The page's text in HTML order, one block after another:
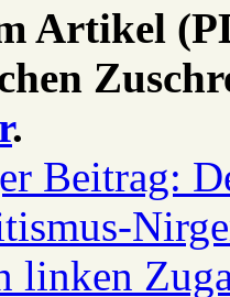
Artikel
.
Beitrag:
linken